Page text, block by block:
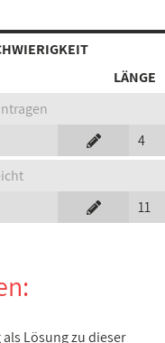
LÄNGE
4
11
Lösung zu dieser